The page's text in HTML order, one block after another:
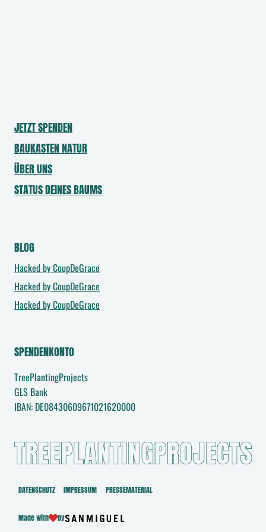
r
m
u
l
A
n
f
r
e
b
s
d
e
JETZT SPENDEN
BAUKASTEN NATUR
ÜBER UNS
STATUS DEINES BAUMS
BLOG
Hacked by CoupDeGrace
Hacked by CoupDeGrace
Hacked by CoupDeGrace
SPENDENKONTO
TreePlantingProjects
GLS Bank
IBAN: DE08430609671021620000
DATENSCHUTZ IMPRESSUM PRESSEMATERIAL
Made with by